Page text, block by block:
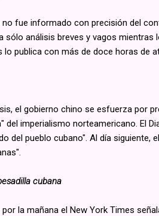
fue informado con precisión del
sólo análisis breves y vagos
lo publica con más de doce horas de
el gobierno chino se esfuerza por
del imperialismo norteamericano. El
del pueblo cubano". Al día siguiente,
cubana
la mañana el New York Times